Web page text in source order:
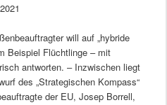
will auf „hybride
Beispiel Flüchtlinge – mit
antworten. – Inzwischen liegt
des „Strategischen Kompass“
der EU, Josep Borrell,